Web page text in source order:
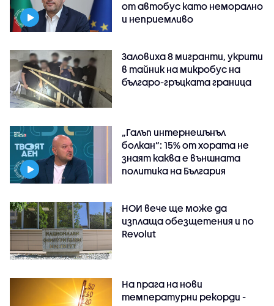
от автобус като неморално
и неприемливо
Заловиха 8 мигранти, укрити
в тайник на микробус на
българо-гръцката граница
„Галъп интернешънъл
болкан“: 15% от хората не
знаят каква е външната
политика на България
НОИ вече ще може да
изплаща обезщетения и по
Revolut
На прага на нови
температурни рекорди -